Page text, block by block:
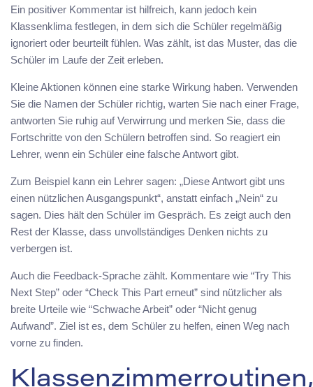
Ein positiver Kommentar ist hilfreich, kann jedoch kein
Klassenklima festlegen, in dem sich die Schüler regelmäßig
ignoriert oder beurteilt fühlen. Was zählt, ist das Muster, das die
Schüler im Laufe der Zeit erleben.
Kleine Aktionen können eine starke Wirkung haben. Verwenden
Sie die Namen der Schüler richtig, warten Sie nach einer Frage,
antworten Sie ruhig auf Verwirrung und merken Sie, dass die
Fortschritte von den Schülern betroffen sind. So reagiert ein
Lehrer, wenn ein Schüler eine falsche Antwort gibt.
Zum Beispiel kann ein Lehrer sagen: „Diese Antwort gibt uns
einen nützlichen Ausgangspunkt“, anstatt einfach „Nein“ zu
sagen. Dies hält den Schüler im Gespräch. Es zeigt auch den
Rest der Klasse, dass unvollständiges Denken nichts zu
verbergen ist.
Auch die Feedback-Sprache zählt. Kommentare wie “Try This
Next Step” oder “Check This Part erneut” sind nützlicher als
breite Urteile wie “Schwache Arbeit” oder “Nicht genug
Aufwand”. Ziel ist es, dem Schüler zu helfen, einen Weg nach
vorne zu finden.
Klassenzimmerroutinen,